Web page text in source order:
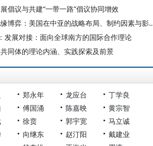
倡议与共建“一带一路”倡议协同增效
赵会荣：关键矿产地缘博弈：
发展对接：面向全球南方的国际合作理论
同体的理论内涵、实践探索及前景
郑永年 龙应台
丁学良
傅国涌 陈嘉映
黄宗智
徐贲 郭宇宽
马立诚
向继东 赵汀阳
戴建业